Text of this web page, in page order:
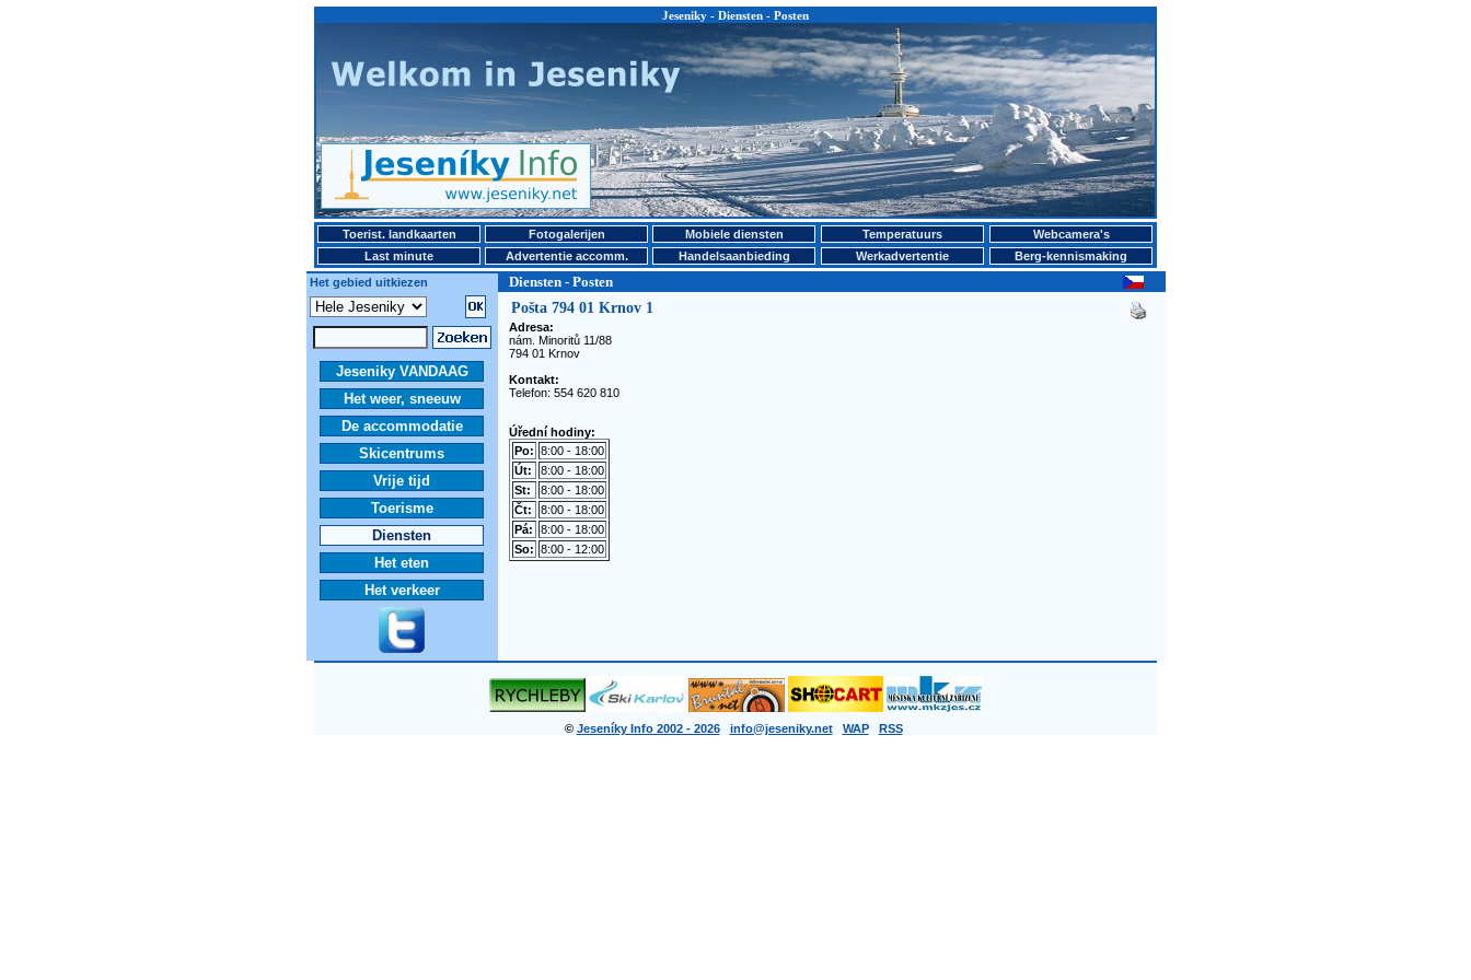
Jeseniky - Diensten - Posten
Toerist. landkaarten Fotogalerijen Mobiele diensten Temperatuurs
Webcamera's
Last minute
Advertentie accomm. Handelsaanbieding Werkadvertentie
Berg-kennismaking
Het gebied uitkiezen
Diensten - Posten
Jeseniky VANDAAG
Het weer, sneeuw
De accommodatie
Skicentrums
Vrije tijd
Toerisme
Diensten
Het eten
Het verkeer
Pošta 794 01 Krnov 1
Adresa:
nám. Minoritů 11/88
794 01 Krnov
Kontakt:
Telefon: 554 620 810
Úřední hodiny:
Po: 8:00 - 18:00
Út:
8:00 - 18:00
St:
8:00 - 18:00
Čt:
8:00 - 18:00
Pá:
8:00 - 18:00
So: 8:00 - 12:00
© Jeseníky Info 2002 - 2026 info@jeseniky.net WAP RSS